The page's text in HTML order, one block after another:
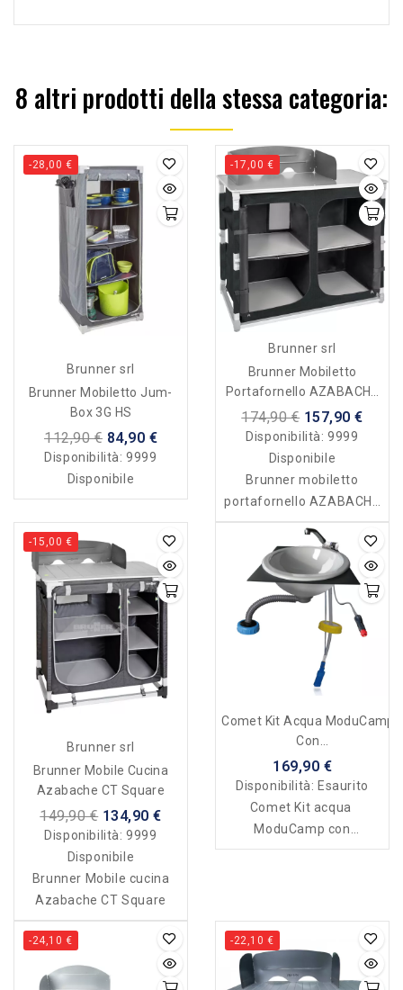
8 altri prodotti della stessa categoria:
-28,00 €
Brunner srl
Brunner Mobiletto Jum-
Box 3G HS
112,90 € 84,90 €
Disponibilità:9999
Disponibile
-17,00 €
Brunner srl
Brunner Mobiletto
Portafornello AZABACHE
DAILY CT
174,90 € 157,90 €
Disponibilità:9999
Disponibile
Brunner mobiletto
portafornello AZABACHE
DAILY CT
-15,00 €
Brunner srl
Brunner Mobile Cucina
Azabache CT Square
149,90 € 134,90 €
Disponibilità:9999
Disponibile
Brunner Mobile cucina
Azabache CT Square
Comet Kit Acqua ModuCamp
Con
Lavandino/rubinetto/pompa
Ad Immersione
169,90 €
Disponibilità: Esaurito
Comet Kit acqua
ModuCamp con
lavandino/rubinetto/pom
-24,10 € -22,10 €